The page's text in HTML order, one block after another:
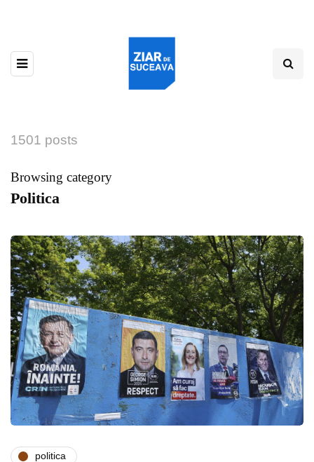
1501 posts
Browsing category
Politica
politica